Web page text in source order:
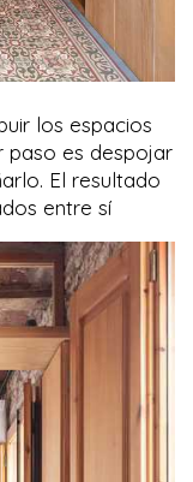
los espacios
paso es despojar
El resultado
entre sí